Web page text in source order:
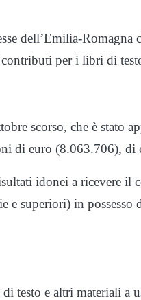
dell’Emilia-Romagna
contributi per i libri di
scorso, che è stato
di euro (8.063.706),
idonei a ricevere il
e superiori) in
testo e altri materiali a